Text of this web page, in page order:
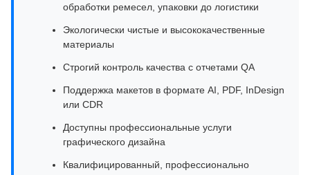
обработки ремесел, упаковки до логистики
Экологически чистые и высококачественные
материалы
Строгий контроль качества с отчетами QA
Поддержка макетов в формате AI, PDF, InDesign
или CDR
Доступны профессиональные услуги
графического дизайна
Квалифицированный, профессионально